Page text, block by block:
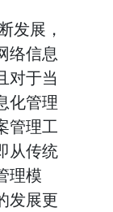
发展，
络信息
对于当
化管理
管理工
从传统
理模
发展更